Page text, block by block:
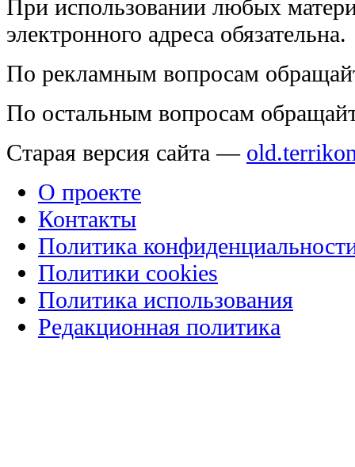
электронного адреса обязательна.
Контакты
Политика
Политики cookies
Политика использования
Редакционная политика